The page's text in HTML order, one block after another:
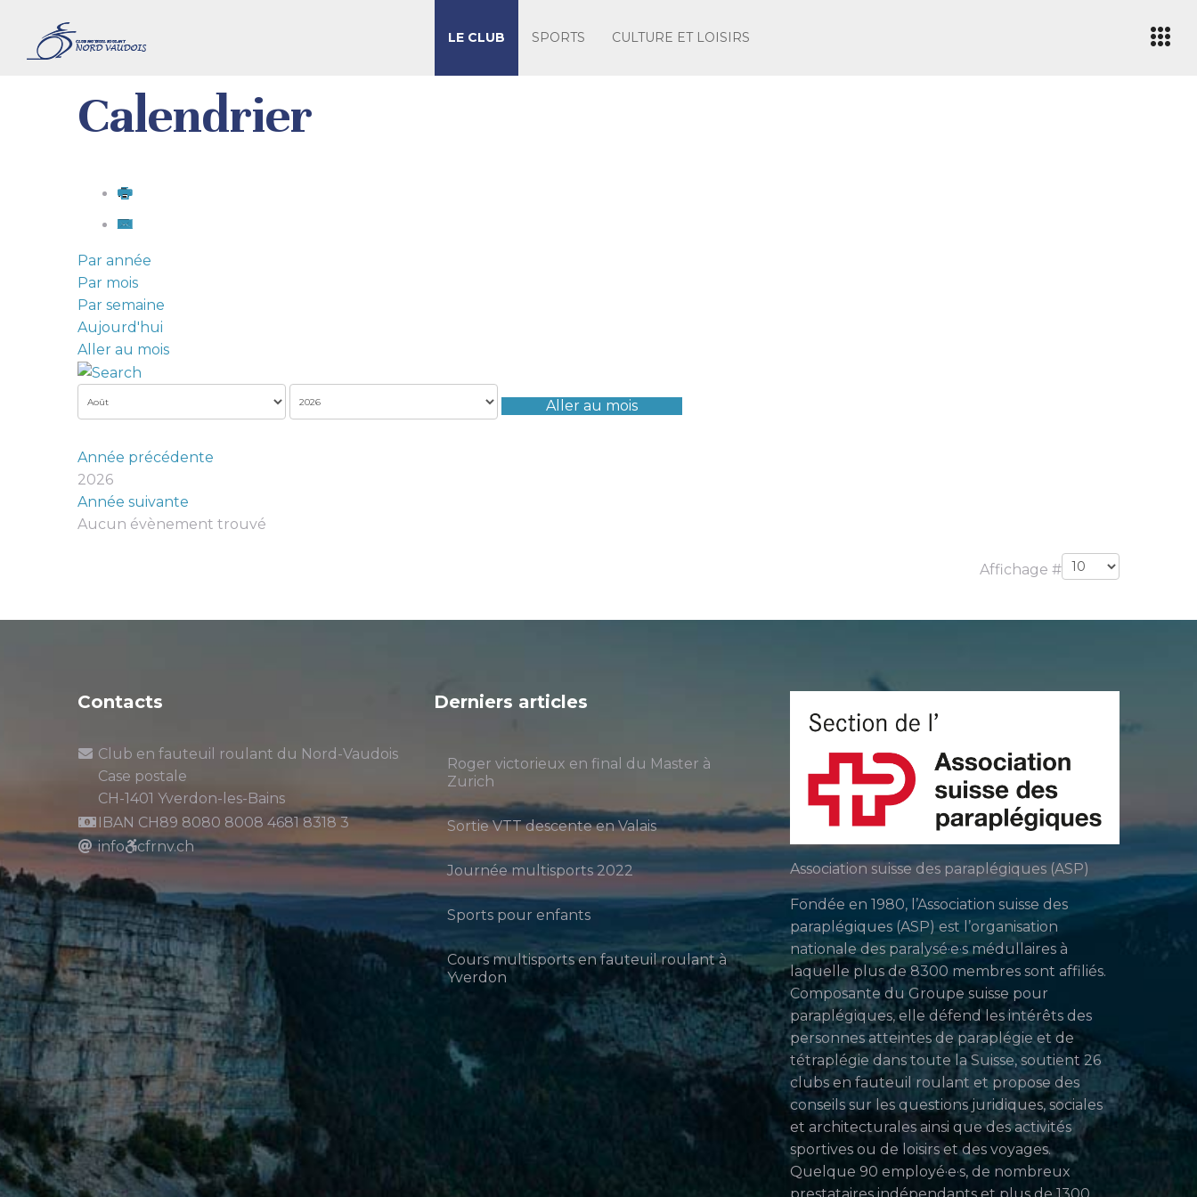
LE CLUB SPORTS CULTURE ET LOISIRS
Calendrier
Par année
Par mois
Par semaine
Aujourd'hui
Aller au mois
Aller au mois
Année précédente
2026
Année suivante
Aucun évènement trouvé
Affichage #
Contacts
Club en fauteuil roulant du Nord-Vaudois
Case postale
CH-1401 Yverdon-les-Bains
IBAN CH89 8080 8008 4681 8318 3
info
cfrnv.ch
Derniers articles
Roger victorieux en final du Master à
Zurich
Sortie VTT descente en Valais
Journée multisports 2022
Sports pour enfants
Cours multisports en fauteuil roulant à
Yverdon
Association suisse des paraplégiques (ASP)
Fondée en 1980, l’Association suisse des
paraplégiques (ASP) est l’organisation
nationale des paralysé·e·s médullaires à
laquelle plus de 8300 membres sont affiliés.
Composante du Groupe suisse pour
paraplégiques, elle défend les intérêts des
personnes atteintes de paraplégie et de
tétraplégie dans toute la Suisse, soutient 26
clubs en fauteuil roulant et propose des
conseils sur les questions juridiques, sociales
et architecturales ainsi que des activités
sportives ou de loisirs et des voyages.
Quelque 90 employé·e·s, de nombreux